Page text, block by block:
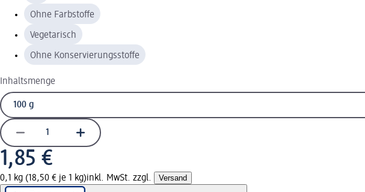
Ohne Farbstoffe
Vegetarisch
Ohne Konservierungsstoffe
Inhaltsmenge
1,85 €
0,1 kg (18,50 € je 1 kg)inkl. MwSt. zzgl. Versand